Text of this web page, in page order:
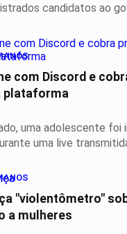
candidatos ao
com Discord e
plataforma
uma adolescente foi
uma live transmitida
"violentômetro"
a mulheres